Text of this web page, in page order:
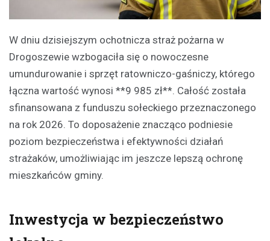
W dniu dzisiejszym ochotnicza straż pożarna w
Drogoszewie wzbogaciła się o nowoczesne
umundurowanie i sprzęt ratowniczo-gaśniczy, którego
łączna wartość wynosi **9 985 zł**. Całość została
sfinansowana z funduszu sołeckiego przeznaczonego
na rok 2026. To doposażenie znacząco podniesie
poziom bezpieczeństwa i efektywności działań
strażaków, umożliwiając im jeszcze lepszą ochronę
mieszkańców gminy.
Inwestycja w bezpieczeństwo